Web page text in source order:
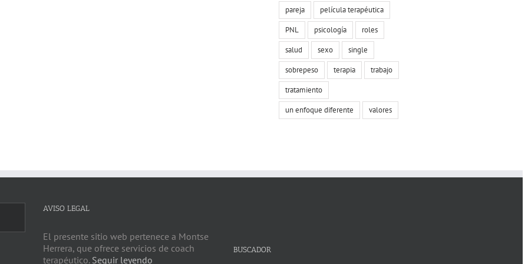
pareja
película terapéutica
PNL
psicología
roles
salud
sexo
single
sobrepeso
terapia
trabajo
tratamiento
un enfoque diferente
valores
AVISO LEGAL
El presente sitio web pertenece a Montse
Herrera, que ofrece servicios de coach
terapéutico. Seguir leyendo
BUSCADOR